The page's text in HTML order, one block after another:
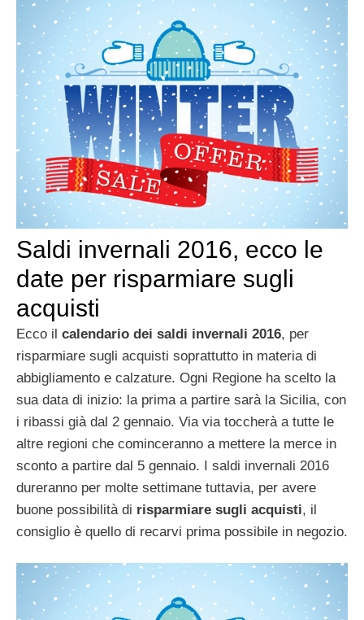
Saldi invernali 2016, ecco le
date per risparmiare sugli
acquisti
Ecco il calendario dei saldi invernali 2016, per
risparmiare sugli acquisti soprattutto in materia di
abbigliamento e calzature. Ogni Regione ha scelto la
sua data di inizio: la prima a partire sarà la Sicilia, con
i ribassi già dal 2 gennaio. Via via toccherà a tutte le
altre regioni che cominceranno a mettere la merce in
sconto a partire dal 5 gennaio. I saldi invernali 2016
dureranno per molte settimane tuttavia, per avere
buone possibilità di risparmiare sugli acquisti, il
consiglio è quello di recarvi prima possibile in negozio.